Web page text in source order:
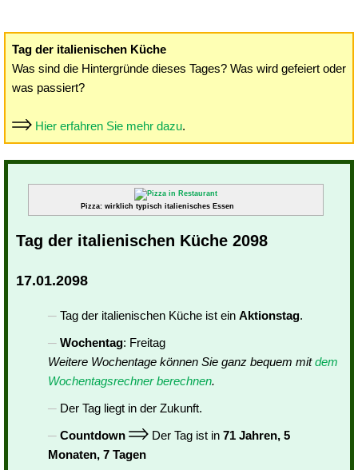
Tag der italienischen Küche
Was sind die Hintergründe dieses Tages? Was wird gefeiert oder
was passiert?
Hier erfahren Sie mehr dazu.
Pizza: wirklich typisch italienisches Essen
Tag der italienischen Küche 2098
17.01.2098
Tag der italienischen Küche ist ein Aktionstag.
Wochentag: Freitag
Weitere Wochentage können Sie ganz bequem mitdem
Wochentagsrechner berechnen.
Der Tag liegt in der Zukunft.
Countdown
Der Tag ist in 71 Jahren, 5
Monaten, 7 Tagen